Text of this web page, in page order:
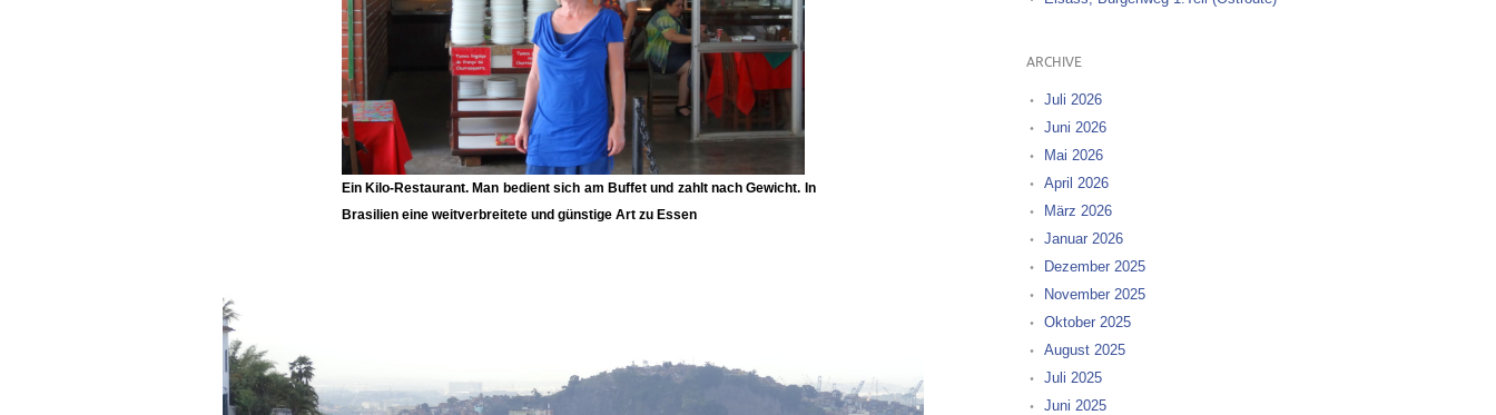
Ein Kilo-Restaurant. Man bedient sich am Buffet und zahlt nach Gewicht. In
Brasilien eine weitverbreitete und günstige Art zu Essen
ARCHIVE
Juli 2026
Juni 2026
Mai 2026
April 2026
März 2026
Januar 2026
Dezember 2025
November 2025
Oktober 2025
August 2025
Juli 2025
Juni 2025